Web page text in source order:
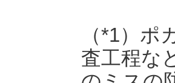
（*1）
査工程な